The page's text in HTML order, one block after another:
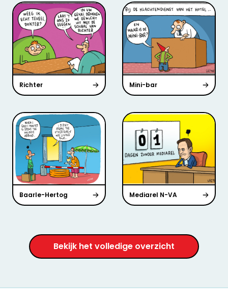
Richter Mini-bar
Baarle-Hertog Mediarel N-VA
Bekijk het volledige overzicht